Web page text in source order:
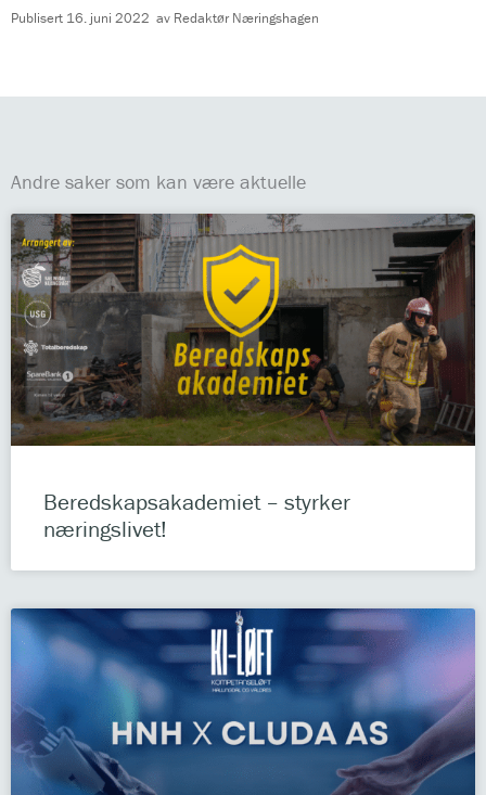
Publisert 16. juni 2022 av Redaktør Næringshagen
Andre saker som kan være aktuelle
Beredskapsakademiet – styrker
næringslivet!